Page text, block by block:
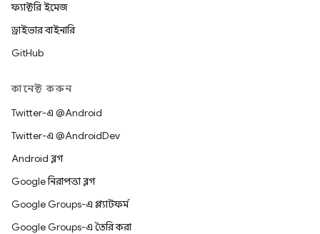
ফ্যাক্টরি ইমেজ
ড্রাইভার বাইনারি
GitHub
কানেক্ট করুন
Twitter-এ @Android
Twitter-এ @AndroidDev
Android ব্লগ
Google নিরাপত্তা ব্লগ
Google Groups-এ প্ল্যাটফর্ম
Google Groups-এ তৈরি করা